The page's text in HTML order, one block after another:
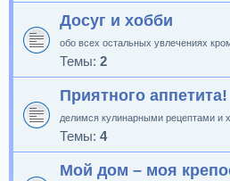
Досуг и хобби
обо всех остальных увлечениях
Темы: 2
Приятного аппетита!
делимся кулинарными рецептами и
Темы: 4
Мой дом – моя